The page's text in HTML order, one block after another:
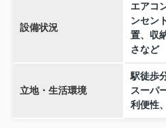
設備状況
エアコ
ンセン
置、収
さなど
立地・生活環境
駅徒歩
スーパ
利便性